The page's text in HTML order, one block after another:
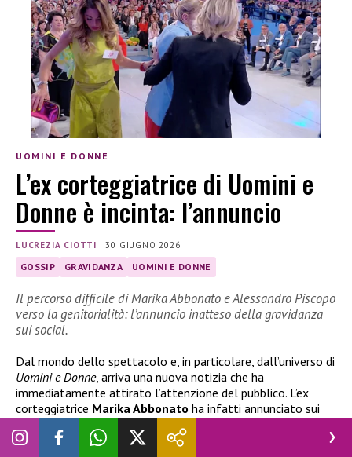
UOMINI E DONNE
L’ex corteggiatrice di Uomini e
Donne è incinta: l’annuncio
LUCREZIA CIOTTI |30 GIUGNO 2026
GOSSIP GRAVIDANZA UOMINI E DONNE
Il percorso difficile di Marika Abbonato e Alessandro Piscopo
verso la genitorialità: l’annuncio inatteso della gravidanza
sui social.
Dal mondo dello spettacolo e, in particolare, dall’universo di
Uomini e Donne, arriva una nuova notizia che ha
immediatamente attirato l’attenzione del pubblico. L’ex
corteggiatrice Marika Abbonato ha infatti annunciato sui
l’attesa del primo figlio insieme al compagno